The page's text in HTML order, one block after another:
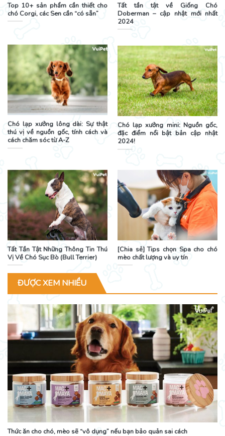
Top 10+ sản phẩm cần thiết cho
chó Corgi, các Sen cần “có sẵn”
Tất tần tật về Giống Chó
Doberman – cập nhật mới nhất
2024
Chó lạp xưởng lông dài: Sự thật
thú vị về nguồn gốc, tính cách và
cách chăm sóc từ A-Z
Chó lạp xưởng mini: Nguồn gốc,
đặc điểm nổi bật bản cập nhật
2024!
Tất Tần Tật Những Thông Tin Thú
Vị Về Chó Sục Bò (Bull Terrier)
[Chia sẻ] Tips chọn Spa cho chó
mèo chất lượng và uy tín
ĐƯỢC XEM NHIỀU
Thức ăn cho chó, mèo sẽ “vô dụng” nếu bạn bảo quản sai cách